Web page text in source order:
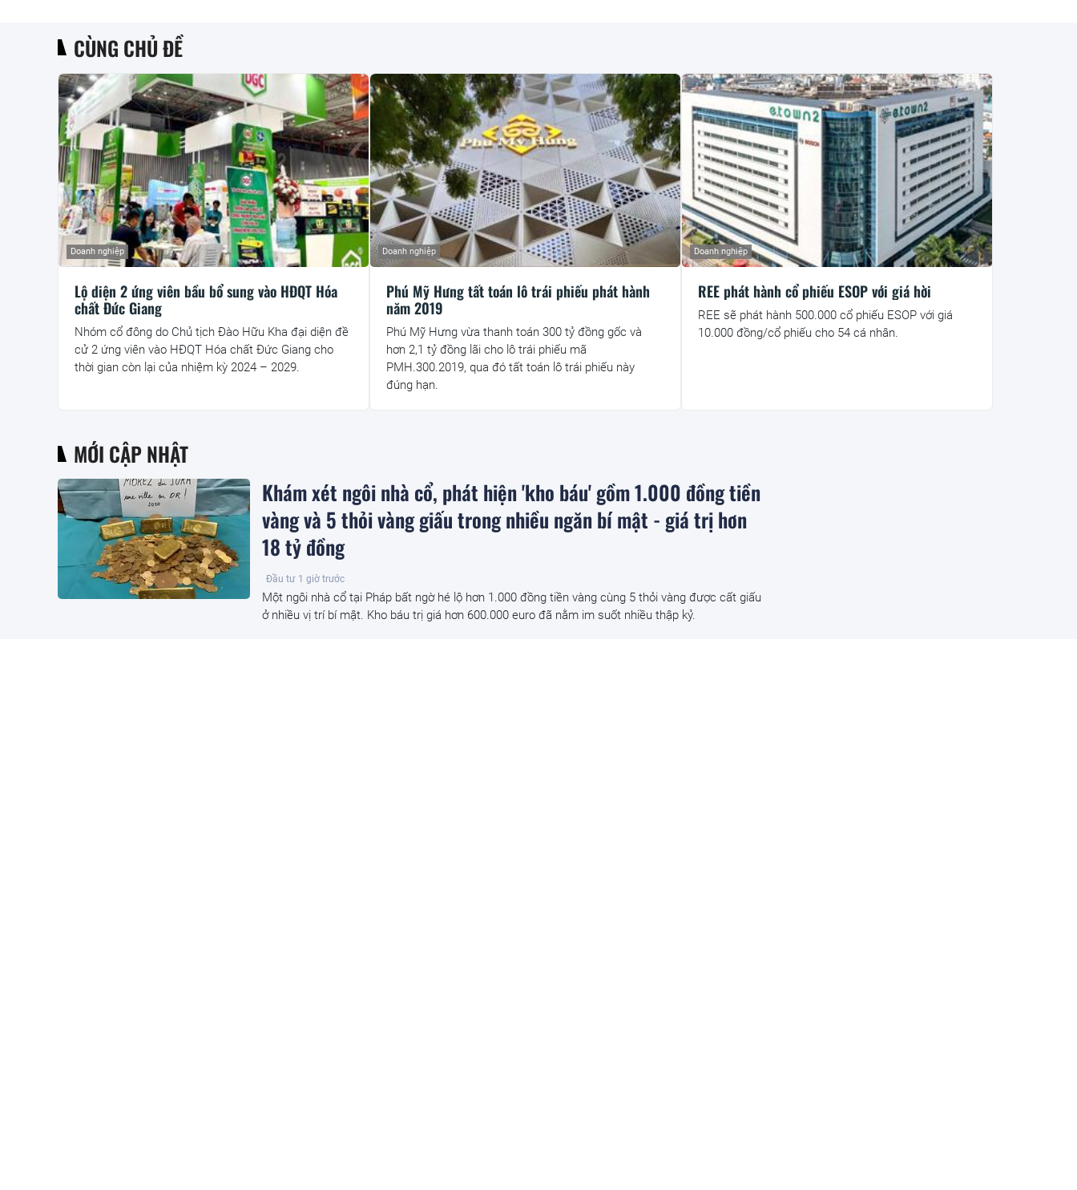
CÙNG CHỦ ĐỀ
Lộ diện 2 ứng viên bầu bổ sung vào HĐQT Hóa
chất Đức Giang
Doanh nghiệp
Nhóm cổ đông do Chủ tịch Đào Hữu Kha đại diện đề
cử 2 ứng viên vào HĐQT Hóa chất Đức Giang cho
thời gian còn lại của nhiệm kỳ 2024 – 2029.
Phú Mỹ Hưng tất toán lô trái phiếu phát hành
năm 2019
Doanh nghiệp
Phú Mỹ Hưng vừa thanh toán 300 tỷ đồng gốc và
hơn 2,1 tỷ đồng lãi cho lô trái phiếu mã
PMH.300.2019, qua đó tất toán lô trái phiếu này
đúng hạn.
REE phát hành cổ phiếu ESOP với giá hời
Doanh nghiệp
REE sẽ phát hành 500.000 cổ phiếu ESOP với giá
10.000 đồng/cổ phiếu cho 54 cá nhân.
MỚI CẬP NHẬT
Khám xét ngôi nhà cổ, phát hiện 'kho báu' gồm 1.000 đồng tiền
vàng và 5 thỏi vàng giấu trong nhiều ngăn bí mật - giá trị hơn
18 tỷ đồng
Đầu tư 1 giờ trước
Một ngôi nhà cổ tại Pháp bất ngờ hé lộ hơn 1.000 đồng tiền vàng cùng 5 thỏi vàng được cất giấu
ở nhiều vị trí bí mật. Kho báu trị giá hơn 600.000 euro đã nằm im suốt nhiều thập kỷ.